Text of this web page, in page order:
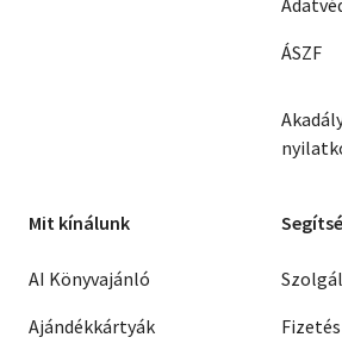
ÁSZF
Mit kínálunk
AI Könyvajánló
Ajándékkártyák
Fizetés